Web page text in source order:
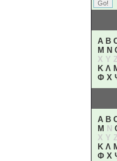
A B
M N
X Y Z
Κ Λ
Φ Χ
A B
M N
X Y Z
Κ Λ
Φ Χ